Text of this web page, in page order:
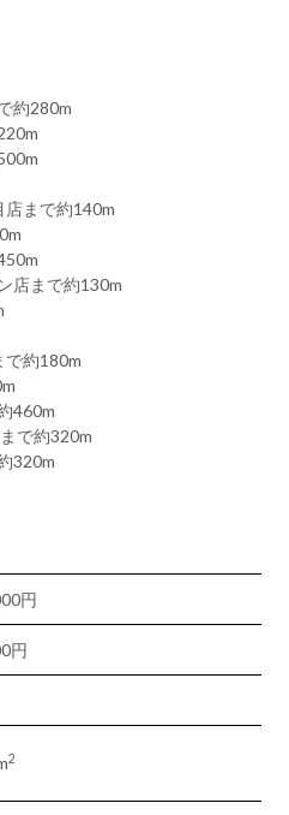
約280m
まで約140m
店まで約130m
で約180m
460m
で約320m
320m
円
円
2